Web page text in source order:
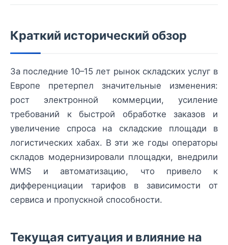
Краткий исторический обзор
За последние 10–15 лет рынок складских услуг в
Европе претерпел значительные изменения:
рост электронной коммерции, усиление
требований к быстрой обработке заказов и
увеличение спроса на складские площади в
логистических хабах. В эти же годы операторы
складов модернизировали площадки, внедрили
WMS и автоматизацию, что привело к
дифференциации тарифов в зависимости от
сервиса и пропускной способности.
Текущая ситуация и влияние на